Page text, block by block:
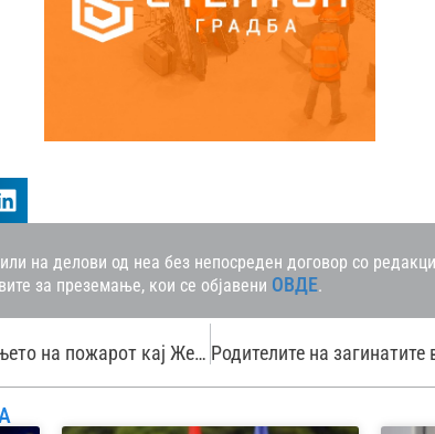
на делови од неа без непосреден договор со
за преземање, кои се објавени ОВДЕ.
Ветерот го отежнува гаснењето на пожарот кај Желино – вклучени хеликоптер, теренски возила и „ер трактори“